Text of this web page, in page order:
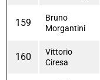
159
Bruno
Morgantini
160
Vittorio
Ciresa